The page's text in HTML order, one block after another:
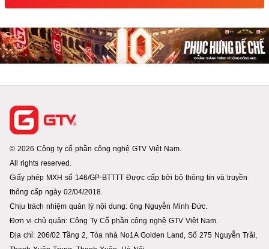
© 2026 Công ty cổ phần công nghệ GTV Việt Nam.
All rights reserved.
Giấy phép MXH số 146/GP-BTTTT Được cấp bởi bộ thông tin và truyền
thông cấp ngày 02/04/2018.
Chịu trách nhiệm quản lý nội dung: ông Nguyễn Minh Đức.
Đơn vị chủ quản: Công Ty Cổ phần công nghệ GTV Việt Nam.
Địa chỉ: 206/02 Tầng 2, Tòa nhà No1A Golden Land, Số 275 Nguyễn Trãi,